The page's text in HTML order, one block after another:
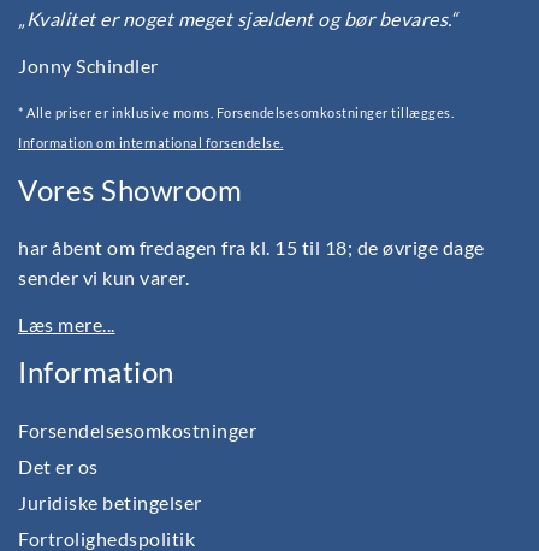
„Kvalitet er noget meget sjældent og bør bevares.“
Jonny Schindler
* Alle priser er inklusive moms. Forsendelsesomkostninger tillægges.
Information om international forsendelse.
Vores Showroom
har åbent om fredagen fra kl. 15 til 18; de øvrige dage
sender vi kun varer.
Læs mere...
Information
Forsendelsesomkostninger
Det er os
Juridiske betingelser
Fortrolighedspolitik